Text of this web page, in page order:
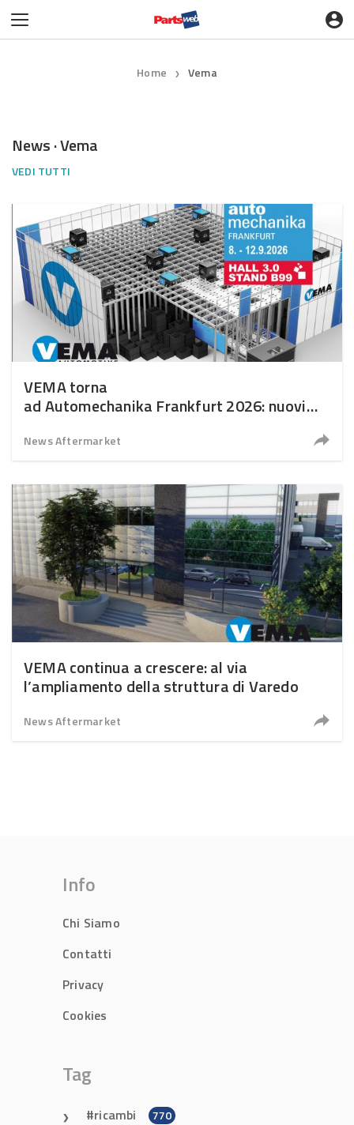
Home ❯ Vema
News · Vema
VEDI TUTTI
VEMA torna
ad Automechanika Frankfurt 2026: nuovi
News Aftermarket
VEMA continua a crescere: al via
l’ampliamento della struttura di Varedo
News Aftermarket
Info
Chi Siamo
Contatti
Privacy
Cookies
Tag
ricambi 770